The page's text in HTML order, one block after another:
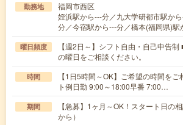
勤務地
福岡市西区
姪浜駅から---分／九大学研都市駅か
分／今宿駅から---分／橋本(福岡県)駅
曜日頻度
【週2日～】シフト自由・自己申告
の曜日をご相談ください。
時間
【1日5時間～OK】ご希望の時間を
ト例日勤 9:00～18:00早番 7:00…
期間
【急募】1ヶ月～OK！スタート日の
から）